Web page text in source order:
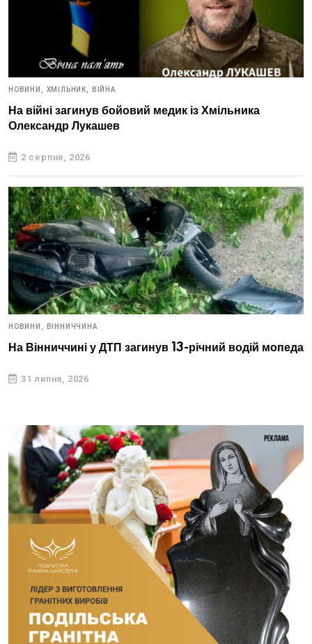
НОВИНИ, ХМІЛЬНИК, ВІЙНА
На війні загинув бойовий медик із Хмільника
Олександр Лукашев
2 серпня, 2026
НОВИНИ, ВІННИЧЧИНА
На Вінниччині у ДТП загинув 13-річний водій мопеда
31 липня, 2026